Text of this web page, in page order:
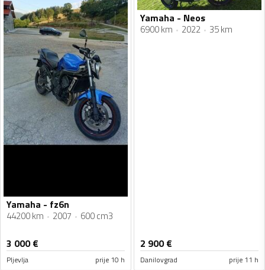
Yamaha - fz6n
44200 km 2007 600 cm3
3 000€
Pljevlja prije 10 h
Yamaha - Neos
6900 km 2022 35 km
2 900€
Danilovgrad prije 11 h